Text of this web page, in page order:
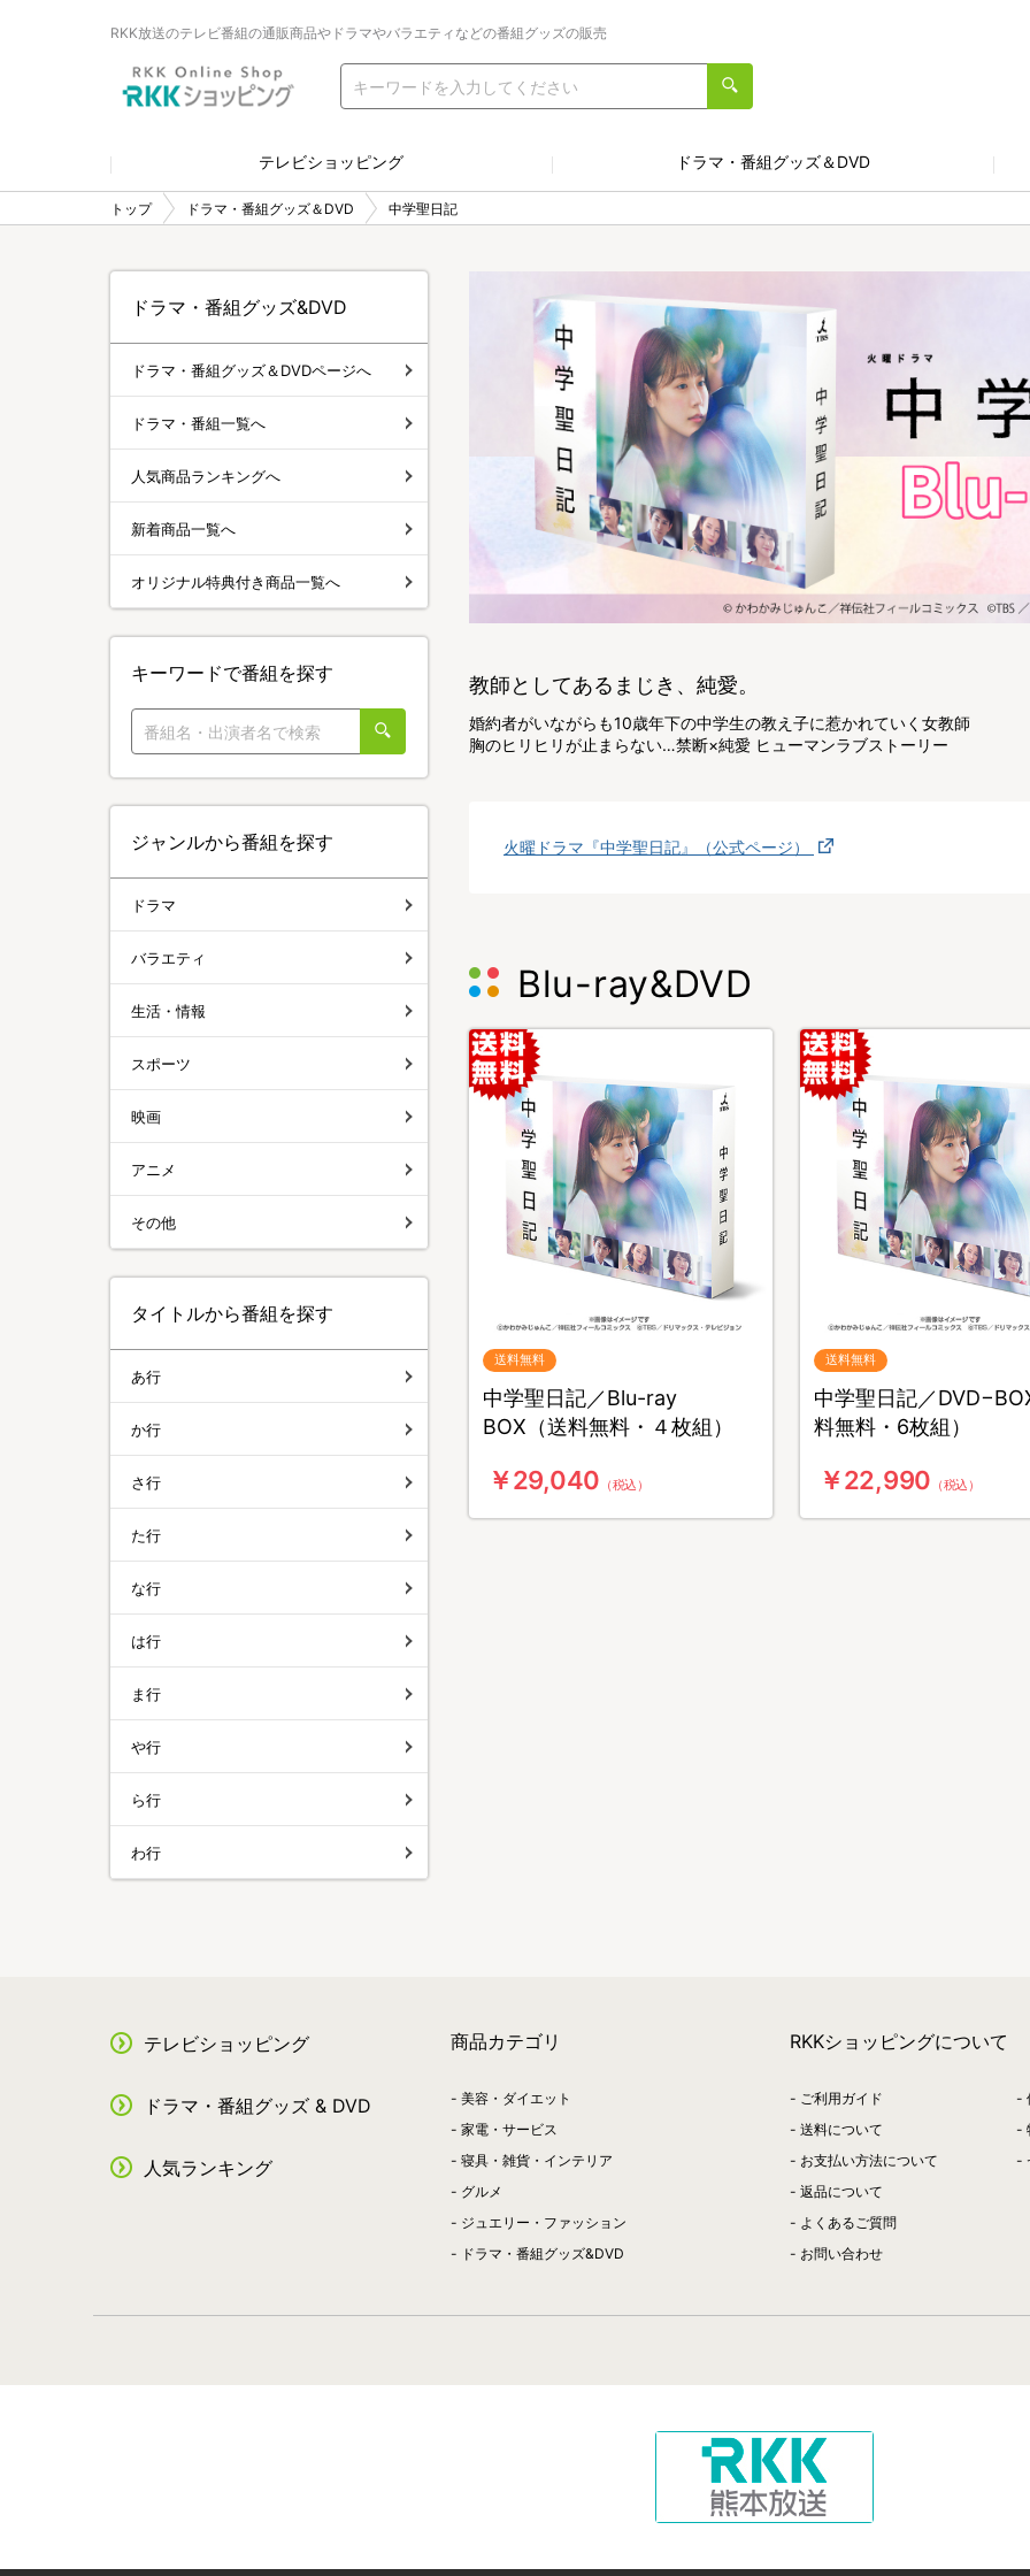
RKK放送のテレビ番組の通販商品やドラマやバラエティなどの番組グッズの販売
テレビショッピング ドラマ・番組グッズ＆DVD
トップ ドラマ・番組グッズ＆DVD 中学聖日記
教師としてあるまじき、純愛。
婚約者がいながらも10歳年下の中学生の教え子に惹かれていく女教師
胸のヒリヒリが止まらない…禁断×純愛 ヒューマンラブストーリー
火曜ドラマ『中学聖日記』（公式ページ）
Blu-ray&DVD
送料無料
中学聖日記／Blu-ray
BOX（送料無料・４枚組）
￥29,040 （税込）
送料無料
中学聖日記／
料無料・6枚組）
￥22,990 （税込）
ドラマ・番組グッズ&DVD
ドラマ・番組グッズ＆DVDページへ
ドラマ・番組一覧へ
人気商品ランキングへ
新着商品一覧へ
オリジナル特典付き商品一覧へ
キーワードで番組を探す
ジャンルから番組を探す
ドラマ
バラエティ
生活・情報
スポーツ
映画
アニメ
その他
タイトルから番組を探す
あ行
か行
さ行
た行
な行
は行
ま行
や行
ら行
わ行
テレビショッピング
ドラマ・番組グッズ & DVD
人気ランキング
商品カテゴリ
美容・ダイエット
家電・サービス
寝具・雑貨・インテリア
グルメ
ジュエリー・ファッション
ドラマ・番組グッズ&DVD
RKKショッピングについて
ご利用ガイド
送料について
お支払い方法について
返品について
よくあるご質問
お問い合わせ